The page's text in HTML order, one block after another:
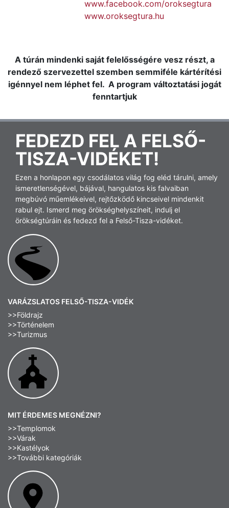
www.facebook.com/oroksegtura
www.oroksegtura.hu
A túrán mindenki saját felelősségére vesz részt, a
rendező szervezettel szemben semmiféle kártérítési
igénnyel nem léphet fel. A program változtatási jogát
fenntartjuk
FEDEZD FEL A FELSŐ-
TISZA-VIDÉKET!
Ezen a honlapon egy csodálatos világ fog eléd tárulni, amely
ismeretlenségével, bájával, hangulatos kis falvaiban
megbúvó műemlékeivel, rejtőzködő kincseivel mindenkit
rabul ejt. Ismerd meg örökséghelyszíneit, indulj el
örökségtúráin és fedezd fel a Felső-Tisza-vidéket.
VARÁZSLATOS FELSŐ-TISZA-VIDÉK
>>Földrajz
>>Történelem
>>Turizmus
MIT ÉRDEMES MEGNÉZNI?
>>Templomok
>>Várak
>>Kastélyok
>>További kategóriák